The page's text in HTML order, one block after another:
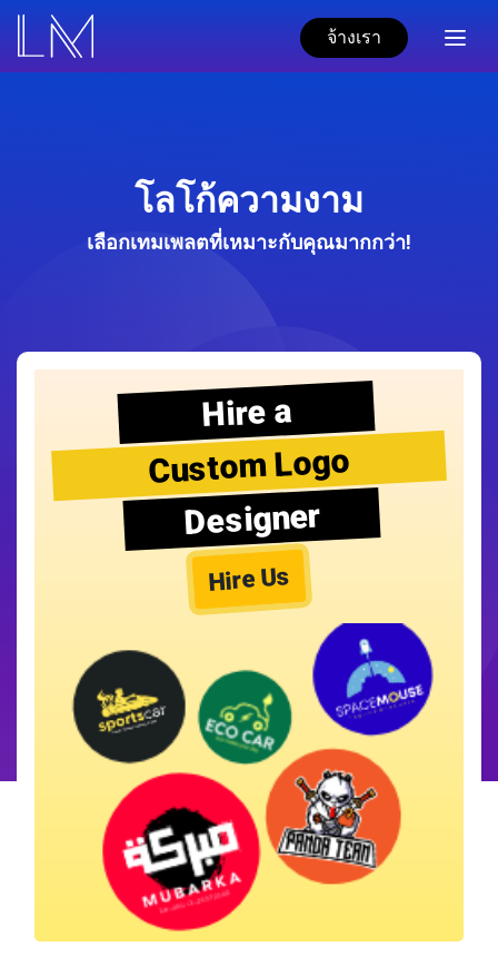
จ้างเรา
โลโก้ความงาม
เลือกเทมเพลตที่เหมาะกับคุณมากกว่า!
Hire a
Custom Logo
Designer
Hire Us